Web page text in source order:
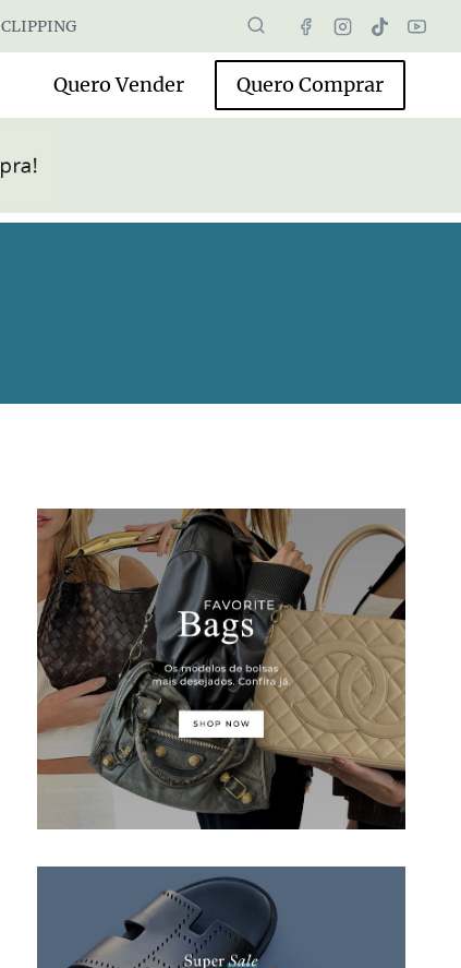
CLIPPING
Quero Vender Quero Comprar